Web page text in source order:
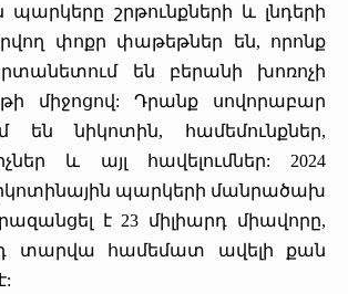
պարկերը շրթունքների և լնդերի
փոքր փաթեթներ են, որոնք
են բերանի խոռոչի
միջոցով: Դրանք սովորաբար
են նիկոտին, համեմունքներ,
և այլ հավելումներ: 2024
պարկերի մանրածախ
է 23 միլիարդ միավորը,
տարվա համեմատ ավելի քան